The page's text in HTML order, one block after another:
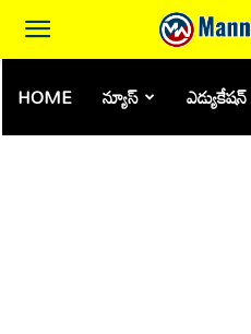
HOME న్యూస్ ఎడ్యుకేషన్